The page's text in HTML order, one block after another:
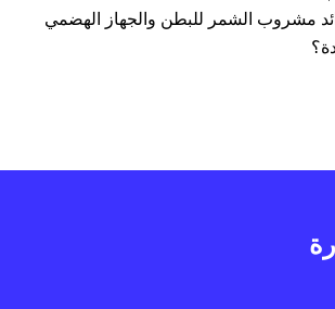
مشروب الشمر للبطن والجهاز الهضمي